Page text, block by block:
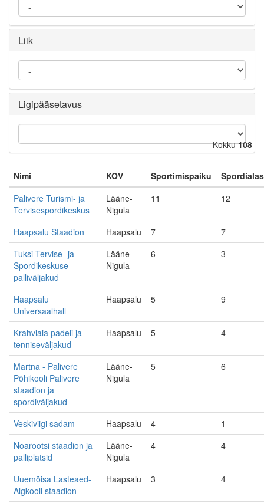
Liik
Ligipääsetavus
Kokku108
Nimi KOV Sportimispaiku
Palivere Turismi- ja
Tervisespordikeskus
Lääne-
Nigula
11 12
Haapsalu Staadion Haapsalu 7
7
Tuksi Tervise- ja
Spordikeskuse
palliväljakud
Lääne-
Nigula
6 3
Haapsalu
Universaalhall
Haapsalu 5 9
Krahviaia padeli ja
tenniseväljakud
Haapsalu 5 4
Martna - Palivere
Põhikooli Palivere
staadion ja
spordiväljakud
Lääne-
Nigula
5 6
Veskiviigi sadam Haapsalu 4
1
Noarootsi staadion ja
palliplatsid
Lääne-
Nigula
4 4
Uuemõisa Lasteaed-
Algkooli staadion
Haapsalu 3 4